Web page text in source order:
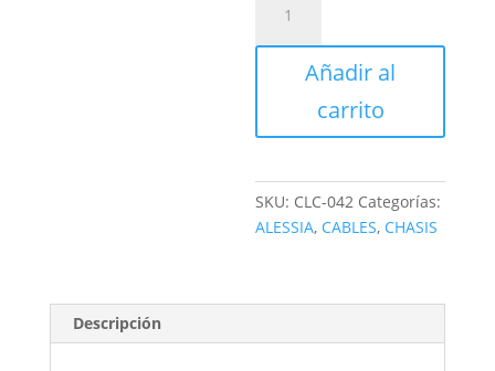
CLUTCH
cantidadAñadir al
carrito
SKU: CLC-042 Categorías:
ALESSIA, CABLES, CHASIS
Descripción